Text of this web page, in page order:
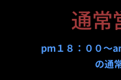
通常
pm１８：００〜
の通